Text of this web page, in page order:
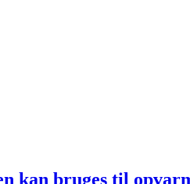
kan bruges til